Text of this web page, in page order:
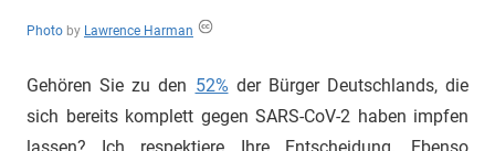
Photo by Lawrence Harman
Gehören Sie zu den 52% der Bürger Deutschlands, die
sich bereits komplett gegen SARS-CoV-2 haben impfen
lassen? Ich respektiere Ihre Entscheidung. Ebenso